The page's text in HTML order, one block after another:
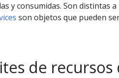
y consumidas. Son distintas a
son objetos que pueden
de recursos